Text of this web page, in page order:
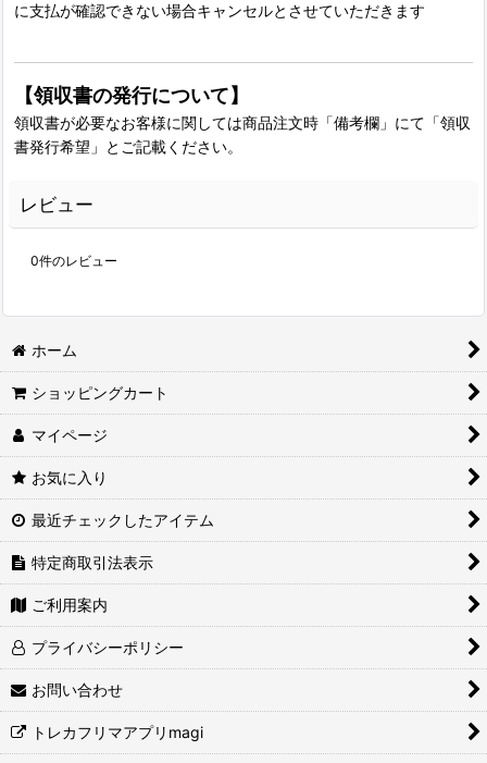
に支払が確認できない場合キャンセルとさせていただきます
【領収書の発行について】
領収書が必要なお客様に関しては商品注文時「備考欄」にて「領収
書発行希望」とご記載ください。
レビュー
0件のレビュー
ホーム
ショッピングカート
マイページ
お気に入り
最近チェックしたアイテム
特定商取引法表示
ご利用案内
プライバシーポリシー
お問い合わせ
トレカフリマアプリmagi